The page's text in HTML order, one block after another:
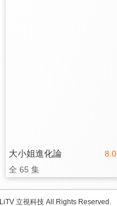
8.0
大小姐進化論
全 65 集
LiTV 立視科技 All Rights Reserved.